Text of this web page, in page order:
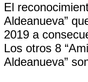
El
Aldeanueva”
2019 a
Los otros 8
Aldeanueva”